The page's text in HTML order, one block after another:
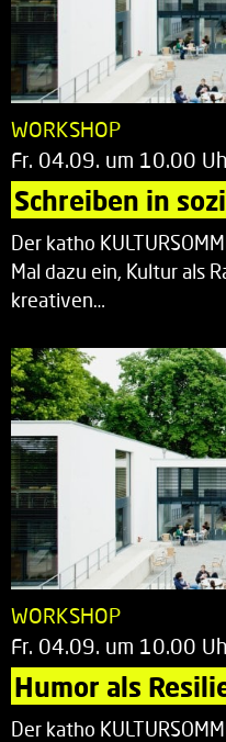
WORKSHOP
Fr. 04.09. um 10.00
Schreiben in
Der katho
Mal dazu ein, Kultur als
kreativen…
WORKSHOP
Fr. 04.09. um 10.00
Humor als
Der katho